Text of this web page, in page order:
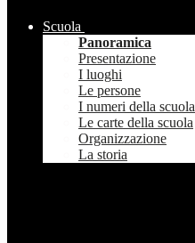
Scuola
Panoramica
Presentazione
I luoghi
Le persone
I numeri della scuola
Le carte della scuola
Organizzazione
La storia